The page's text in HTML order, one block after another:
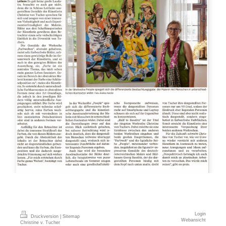
Druckversion
Sitemap
Christine v. Tucher
Login
Webansicht